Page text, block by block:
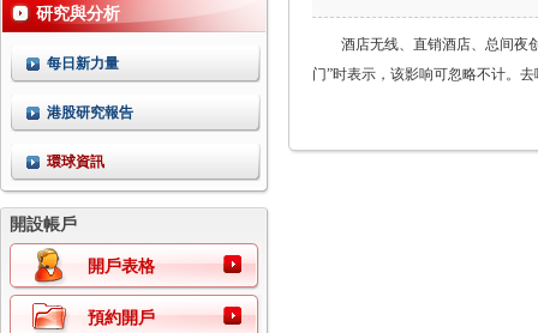
研究與分析
每日新力量
港股研究報告
環球資訊
開設帳戶
開戶表格
預約開戶
酒店无线、直销酒店、总间夜
门”时表示，该影响可忽略不计。